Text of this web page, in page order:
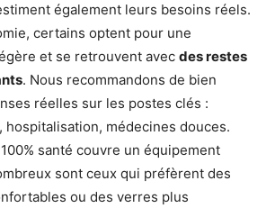
également leurs besoins réels.
certains optent pour une
et se retrouvent avec des restes
. Nous recommandons de bien
réelles sur les postes clés :
hospitalisation, médecines douces.
santé couvre un équipement
sont ceux qui préfèrent des
ou des verres plus